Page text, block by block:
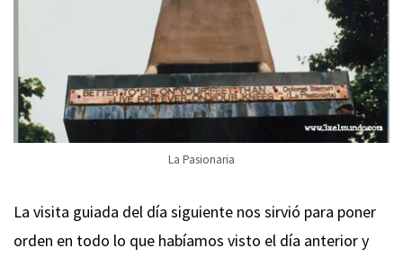
La Pasionaria
La visita guiada del día siguiente nos sirvió para poner
orden en todo lo que habíamos visto el día anterior y